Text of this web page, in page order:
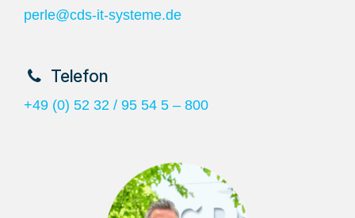
perle@cds-it-systeme.de
​Telefon
+49 (0) 52 32 / 95 54 5 – 800